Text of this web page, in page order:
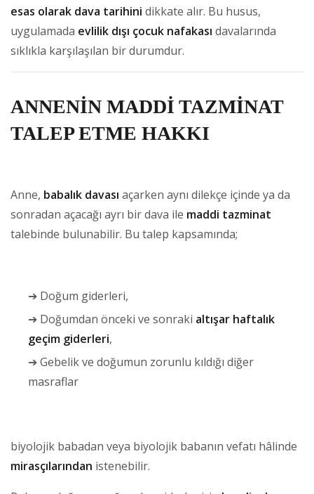
esas olarak dava tarihini dikkate alır. Bu husus,
uygulamada evlilik dışı çocuk nafakası davalarında
sıklıkla karşılaşılan bir durumdur.
ANNENİN MADDİ TAZMİNAT
TALEP ETME HAKKI
Anne, babalık davası açarken aynı dilekçe içinde ya da
sonradan açacağı ayrı bir dava ile maddi tazminat
talebinde bulunabilir. Bu talep kapsamında;
➔ Doğum giderleri,
➔ Doğumdan önceki ve sonraki altışar haftalık
geçim giderleri,
➔ Gebelik ve doğumun zorunlu kıldığı diğer
masraflar
biyolojik babadan veya biyolojik babanın vefatı hâlinde
mirasçılarından istenebilir.